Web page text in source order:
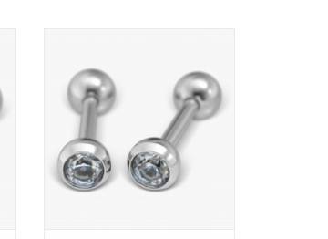
TOEVOEGEN AAN WINKELWAGEN